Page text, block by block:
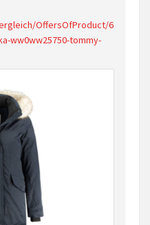
OffersOfProduct/6
ww0ww25750-tommy-